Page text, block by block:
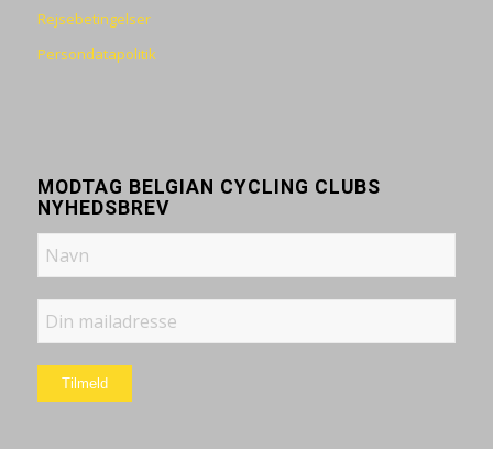
Rejsebetingelser
Persondatapolitik
MODTAG BELGIAN CYCLING CLUBS
NYHEDSBREV